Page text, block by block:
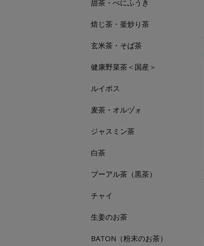
甜茶・べにふうき
焙じ茶・釜炒り茶
玄米茶・そば茶
健康野菜茶＜国産＞
ルイボス
麦茶・オルヅォ
ジャスミン茶
白茶
プーアル茶（黒茶）
チャイ
生姜のお茶
BATON（粉末のお茶）